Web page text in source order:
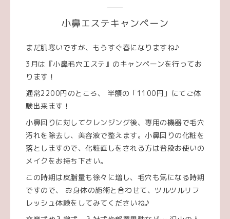
小鼻エステキャンペーン
まだ肌寒いですが、もうすぐ春になりますね♪
3月は『小鼻毛穴エステ』のキャンペーンを行ってお
ります！
通常2200円のところ、 半額の「1100円」にてご体
験出来ます！
小鼻回りに対してクレンジング後、専用の機器で毛穴
汚れを除去し、美容液で整えます。小鼻回りの化粧を
落としますので、化粧直しをされる方は普段お使いの
メイクをお持ち下さい。
この時期は皮脂量も徐々に増し、毛穴も気になる時期
ですので、 お身体の施術と合わせて、ツルツルリフ
レッシュ体験をしてみてくださいね♪